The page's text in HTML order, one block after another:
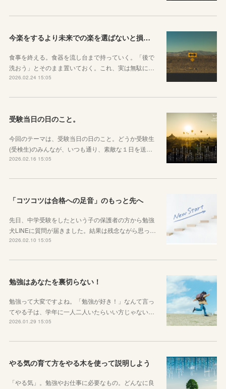
今楽をするより未来での楽を選ばないと損をしてしまうかもしれない理由
食事を終える。食器を流し台まで持っていく。「後で
洗おう」とそのまま置いておく。これ、実は無駄に…
2026.02.24 15:05
受験当日の日のこと。
今回のテーマは、受験当日の日のこと。どうか受験生
(受検生)のみんなが、いつも通り、素敵な１日を送…
2026.02.16 15:05
「コツコツは合格への足音」のもっと先へ
先日、中学受験をしたという子の保護者の方から勉強
犬LINEに質問が届きました。結果は残念ながら思っ…
2026.02.10 15:05
勉強はあなたを裏切らない！
勉強って大変ですよね。「勉強が好き！」なんて言っ
てやる子は、学年に一人二人いたらいい方じゃない…
2026.01.29 15:05
やる気の育て方をやる木を使って説明しよう
「やる気」。勉強やお仕事に必要なもの。どんなに良